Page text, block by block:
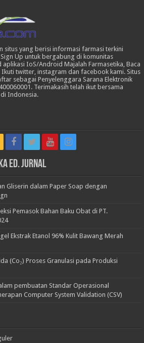
situs yang berisi informasi farmasi terkini
Up untuk bergabung di komunitas
IoS/Android Majalah Farmasetika, Baca
twitter, instagram dan facebook kami. Situs
sebagai Penyelenggara Sarana Elektronik
Terimakasih telah ikut bersama
Indonesia.
Ed. Jurnal
Gliserin dalam Paper Soap dengan
Pemasok Bahan Baku Obat di PT.
Ekstrak Etanol 96% Kulit Bawang Merah
(Co₂) Proses Granulasi pada Produksi
pembuatan Standar Operasional
Computer System Validation (CSV)